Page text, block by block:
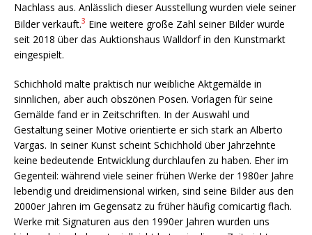
Nachlass aus. Anlässlich dieser Ausstellung wurden viele seiner
Bilder verkauft.3 Eine weitere große Zahl seiner Bilder wurde
seit 2018 über das Auktionshaus Walldorf in den Kunstmarkt
eingespielt.
Schichhold malte praktisch nur weibliche Aktgemälde in
sinnlichen, aber auch obszönen Posen. Vorlagen für seine
Gemälde fand er in Zeitschriften. In der Auswahl und
Gestaltung seiner Motive orientierte er sich stark an Alberto
Vargas. In seiner Kunst scheint Schichhold über Jahrzehnte
keine bedeutende Entwicklung durchlaufen zu haben. Eher im
Gegenteil: während viele seiner frühen Werke der 1980er Jahre
lebendig und dreidimensional wirken, sind seine Bilder aus den
2000er Jahren im Gegensatz zu früher häufig comicartig flach.
Werke mit Signaturen aus den 1990er Jahren wurden uns